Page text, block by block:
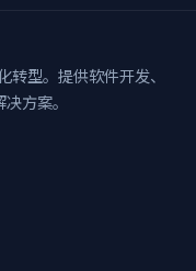
转型。提供软件开发、
方案。